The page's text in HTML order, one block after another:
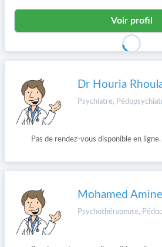
Voir profil
Dr Houria
Psychiatre,
Pas de rendez-vous disponible en
Mohamed
Psychothérapeute,